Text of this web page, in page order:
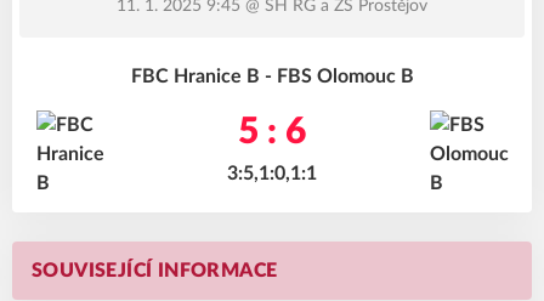
11. 1. 2025 9:45 @ SH RG a ZŠ Prostějov
FBC Hranice B - FBS Olomouc B
5 : 6
3:5,1:0,1:1
SOUVISEJÍCÍ INFORMACE